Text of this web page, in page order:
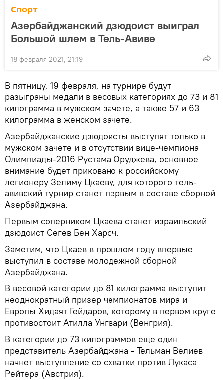
Спорт
Азербайджанский дзюдоист выиграл
Большой шлем в Тель-Авиве
18 февраля 2021, 21:19
В пятницу, 19 февраля, на турнире будут
разыграны медали в весовых категориях до 73 и 81
килограмма в мужском зачете, а также 57 и 63
килограмма в женском зачете.
Азербайджанские дзюдоисты выступят только в
мужском зачете и в отсутствии вице-чемпиона
Олимпиады-2016 Рустама Оруджева, основное
внимание будет приковано к российскому
легионеру Зелиму Цкаеву, для которого тель-
авивский турнир станет первым в составе сборной
Азербайджана.
Первым соперником Цкаева станет израильский
дзюдоист Сегев Бен Хароч.
Заметим, что Цкаев в прошлом году впервые
выступил в составе молодежной сборной
Азербайджана.
В весовой категории до 81 килограмма выступит
неоднократный призер чемпионатов мира и
Европы Хидаят Гейдаров, которому в первом круге
противостоит Атилла Унгвари (Венгрия).
В категории до 73 килограммов еще один
представитель Азербайджана - Тельман Велиев
начнет выступление со схватки против Лукаса
Рейтера (Австрия).